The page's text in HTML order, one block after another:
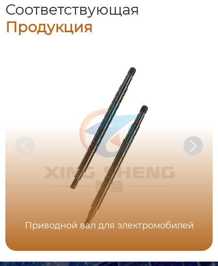
Соответствующая
Продукция
Приводной вал для электромобилей